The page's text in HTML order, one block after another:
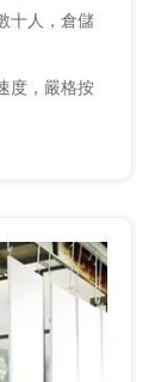
十人，倉儲
度，嚴格按